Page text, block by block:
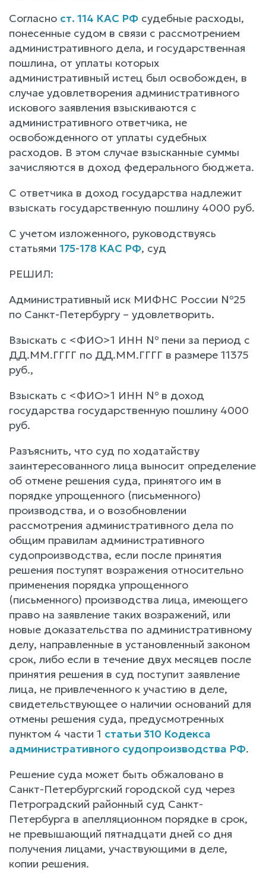
Согласно ст. 114 КАС РФ судебные расходы,
понесенные судом в связи с рассмотрением
административного дела, и государственная
пошлина, от уплаты которых
административный истец был освобожден, в
случае удовлетворения административного
искового заявления взыскиваются с
административного ответчика, не
освобожденного от уплаты судебных
расходов. В этом случае взысканные суммы
зачисляются в доход федерального бюджета.
С ответчика в доход государства надлежит
взыскать государственную пошлину 4000 руб.
С учетом изложенного, руководствуясь
статьями 175-178 КАС РФ, суд
РЕШИЛ:
Административный иск МИФНС России №25
по Санкт-Петербургу – удовлетворить.
Взыскать с <ФИО>1 ИНН № пени за период с
ДД.ММ.ГГГГ по ДД.ММ.ГГГГ в размере 11375
руб.,
Взыскать с <ФИО>1 ИНН № в доход
государства государственную пошлину 4000
руб.
Разъяснить, что суд по ходатайству
заинтересованного лица выносит определение
об отмене решения суда, принятого им в
порядке упрощенного (письменного)
производства, и о возобновлении
рассмотрения административного дела по
общим правилам административного
судопроизводства, если после принятия
решения поступят возражения относительно
применения порядка упрощенного
(письменного) производства лица, имеющего
право на заявление таких возражений, или
новые доказательства по административному
делу, направленные в установленный законом
срок, либо если в течение двух месяцев после
принятия решения в суд поступит заявление
лица, не привлеченного к участию в деле,
свидетельствующее о наличии оснований для
отмены решения суда, предусмотренных
пунктом 4 части 1 статьи 310 Кодекса
административного судопроизводства РФ.
Решение суда может быть обжаловано в
Санкт-Петербургский городской суд через
Петроградский районный суд Санкт-
Петербурга в апелляционном порядке в срок,
не превышающий пятнадцати дней со дня
получения лицами, участвующими в деле,
копии решения.